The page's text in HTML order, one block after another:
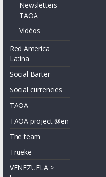
Newsletters
TAOA
Vidéos
Red America
Latina
Social Barter
Social currencies
TAOA
TAOA project @en
The team
Trueke
VENEZUELA >